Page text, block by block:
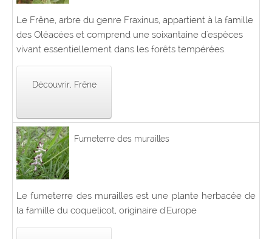
Le Frêne, arbre du genre Fraxinus, appartient à la famille
des Oléacées et comprend une soixantaine d'espèces
vivant essentiellement dans les forêts tempérées.
Découvrir, Frêne
Fumeterre des murailles
Le fumeterre des murailles est une plante herbacée de
la famille du coquelicot, originaire d'Europe